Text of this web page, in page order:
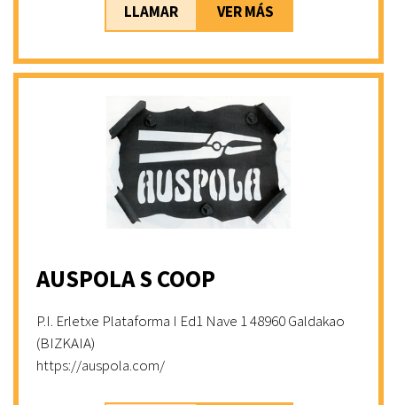
LLAMAR VER MÁS
AUSPOLA S COOP
P.I. Erletxe Plataforma I Ed1 Nave 1 48960 Galdakao
(BIZKAIA)
https://auspola.com/